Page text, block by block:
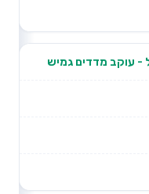
- עוקב מדדים גמיש